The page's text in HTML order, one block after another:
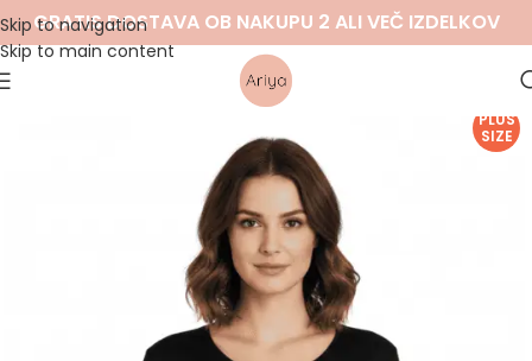
Skip to navigation
Skip to main content
GRATIS DOSTAVA OB NAKUPU 2 ALI VEČ IZDELKOV
PLUS
SIZE